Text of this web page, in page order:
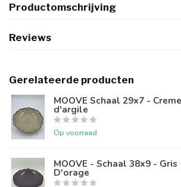
Productomschrijving
Reviews
Gerelateerde producten
MOOVE Schaal 29x7 - Creme
d'argile
Op voorraad
MOOVE - Schaal 38x9 - Gris
D'orage